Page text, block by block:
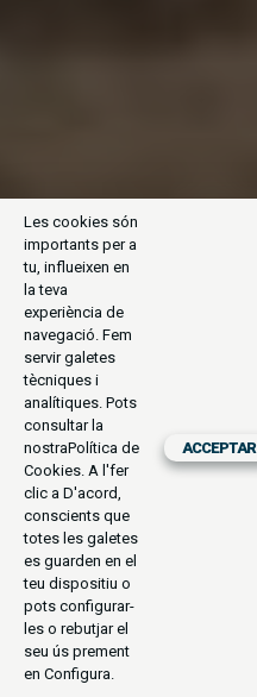
Les cookies són
importants per a
tu, influeixen en
la teva
experiència de
navegació. Fem
servir galetes
tècniques i
analítiques. Pots
consultar la
nostraPolítica de
Cookies. A l'fer
clic a D'acord,
conscients que
totes les galetes
es guarden en el
teu dispositiu o
pots configurar-
les o rebutjar el
seu ús prement
en Configura.
ACCEPTAR